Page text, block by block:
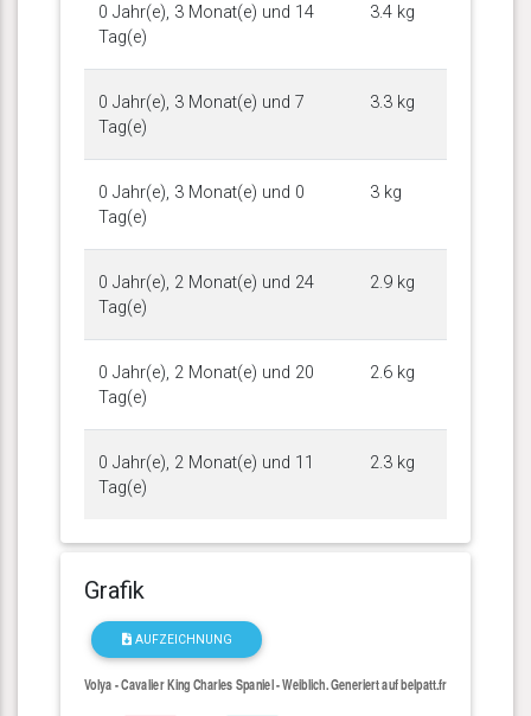
0 Jahr(e), 3 Monat(e) und 14
Tag(e)
3.4 kg
0 Jahr(e), 3 Monat(e) und 7
Tag(e)
3.3 kg
0 Jahr(e), 3 Monat(e) und 0
Tag(e)
3 kg
0 Jahr(e), 2 Monat(e) und 24
Tag(e)
2.9 kg
0 Jahr(e), 2 Monat(e) und 20
Tag(e)
2.6 kg
0 Jahr(e), 2 Monat(e) und 11
Tag(e)
2.3 kg
Grafik
AUFZEICHNUNG